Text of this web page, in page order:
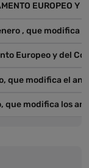
EUROPEO
, que modifica
Europeo y del
que modifica el
modifica los